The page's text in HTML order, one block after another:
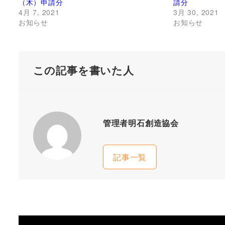
（木）申請分
4月 7, 2021
お知らせ
請分
3月 30, 2021
お知らせ
この記事を書いた人
管理者明石創造協会
記事一覧